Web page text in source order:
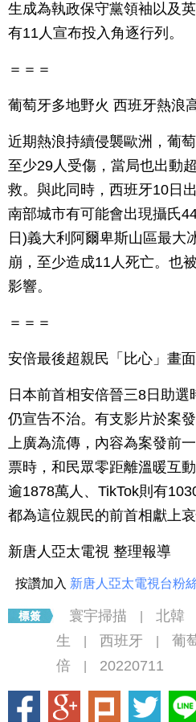
生成為執政保守黨領袖以及
有11人宣布投入角逐行列。
＝＝＝
葡萄牙多地野火 西班牙熱浪
近期熱浪持續侵襲歐洲，葡
至少29人受傷，當局也出動
救。與此同時，西班牙10日
南部城市有可能會出現攝氏
日)義大利阿爾卑斯山區最大
崩，至少造成11人死亡。也
影響。
＝＝＝
安倍最後超親民「比心」畫
日本前首相安倍晉三8日助
仍宣告不治。有支影片於案
上廣為流傳，內容為案發前
票時，和民眾零距離溫暖互
逾1878萬人、TikTok則有
都為這位親民的前首相獻上哀
新唐人亞太電視 整理報導
按讚加入 新唐人亞太電視台粉
寰宇掃描 北韓
生
西班牙 葡
倍
20220711